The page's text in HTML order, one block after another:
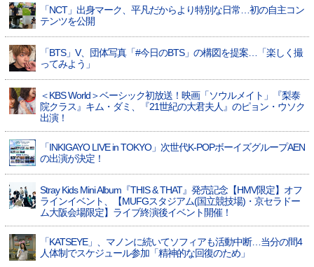
「NCT」出身マーク、平凡だからより特別な日常…初の自主コン
テンツを公開
「BTS」V、団体写真「#今日のBTS」の構図を提案…「楽しく撮
ってみよう」
＜KBS World＞ベーシック初放送！映画「ソウルメイト」『梨泰
院クラス』キム・ダミ、『21世紀の大君夫人』のピョン・ウソク
出演！
「INKIGAYO LIVE in TOKYO」次世代K-POPボーイズグループAEN
の出演が決定！
Stray Kids Mini Album『THIS & THAT』発売記念【HMV限定】オフ
ラインイベント、【MUFGスタジアム(国立競技場)・京セラドー
ム大阪会場限定】ライブ終演後イベント開催！
「KATSEYE」、マノンに続いてソフィアも活動中断…当分の間4
人体制でスケジュール参加「精神的な回復のため」